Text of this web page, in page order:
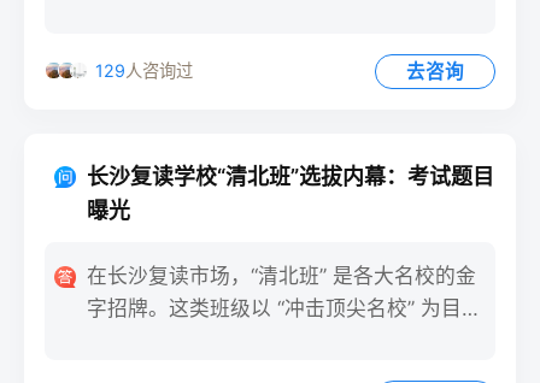
129人咨询过 去咨询
长沙复读学校“清北班”选拔内幕：考试题目
曝光
在长沙复读市场，“清北班” 是各大名校的金
字招牌。这类班级以 “冲击顶尖名校” 为目